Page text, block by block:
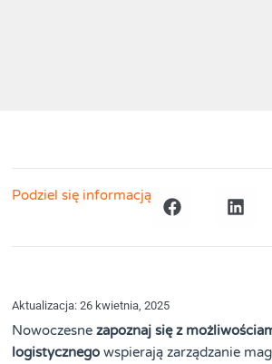
Podziel się informacją
Aktualizacja: 26 kwietnia, 2025
Nowoczesnezapoznaj się z
logistycznego wspierają zarządzanie